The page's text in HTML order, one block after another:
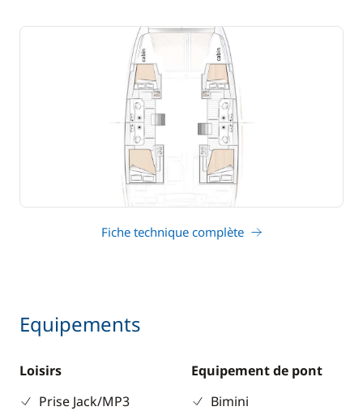
Fiche technique complète
Equipements
Loisirs
Prise Jack/MP3
Equipement de pont
Bimini